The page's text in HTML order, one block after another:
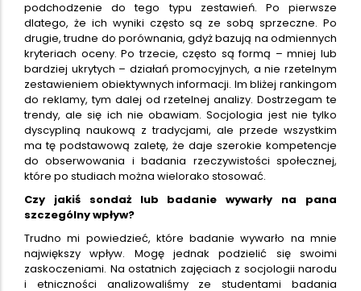
podchodzenie do tego typu zestawień. Po pierwsze
dlatego, że ich wyniki często są ze sobą sprzeczne. Po
drugie, trudne do porównania, gdyż bazują na odmiennych
kryteriach oceny. Po trzecie, często są formą – mniej lub
bardziej ukrytych – działań promocyjnych, a nie rzetelnym
zestawieniem obiektywnych informacji. Im bliżej rankingom
do reklamy, tym dalej od rzetelnej analizy. Dostrzegam te
trendy, ale się ich nie obawiam. Socjologia jest nie tylko
dyscypliną naukową z tradycjami, ale przede wszystkim
ma tę podstawową zaletę, że daje szerokie kompetencje
do obserwowania i badania rzeczywistości społecznej,
które po studiach można wielorako stosować.
Czy jakiś sondaż lub badanie wywarły na pana
szczególny wpływ?
Trudno mi powiedzieć, które badanie wywarło na mnie
największy wpływ. Mogę jednak podzielić się swoimi
zaskoczeniami. Na ostatnich zajęciach z socjologii narodu
i etniczności analizowaliśmy ze studentami badania